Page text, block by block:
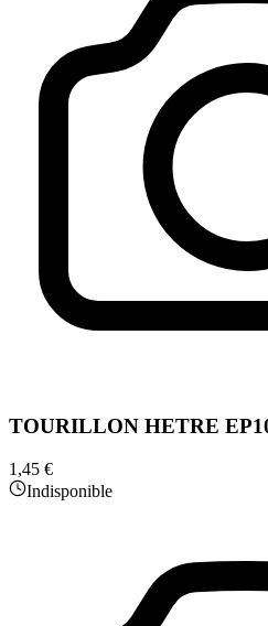
TOURILLON HETRE
1,45 €
Indisponible